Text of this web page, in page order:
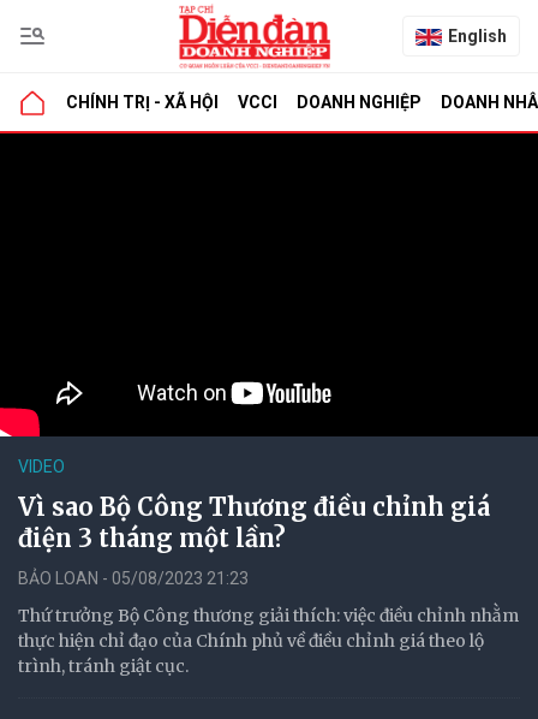
English
CHÍNH TRỊ - XÃ HỘI VCCI DOANH NGHIỆP DOANH
VIDEO
Vì sao Bộ Công Thương điều chỉnh giá
điện 3 tháng một lần?
BẢO LOAN - 05/08/2023 21:23
Thứ trưởng Bộ Công thương giải thích: việc điều chỉnh nhằm
thực hiện chỉ đạo của Chính phủ về điều chỉnh giá theo lộ
trình, tránh giật cục.